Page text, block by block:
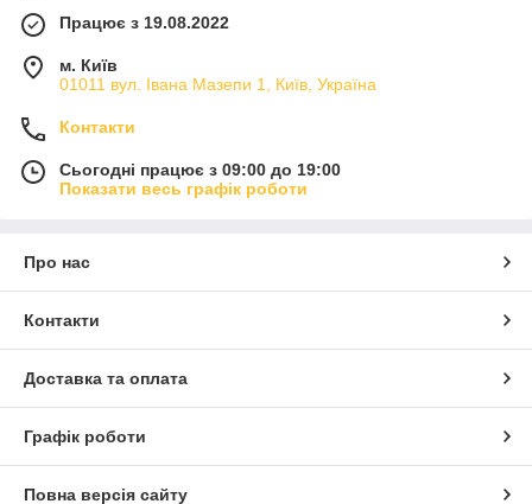
Працює з 19.08.2022
м. Київ
01011 вул. Івана Мазепи 1, Київ, Україна
Контакти
Сьогодні працює з 09:00 до 19:00
Показати весь графік роботи
Про нас
Контакти
Доставка та оплата
Графік роботи
Повна версія сайту